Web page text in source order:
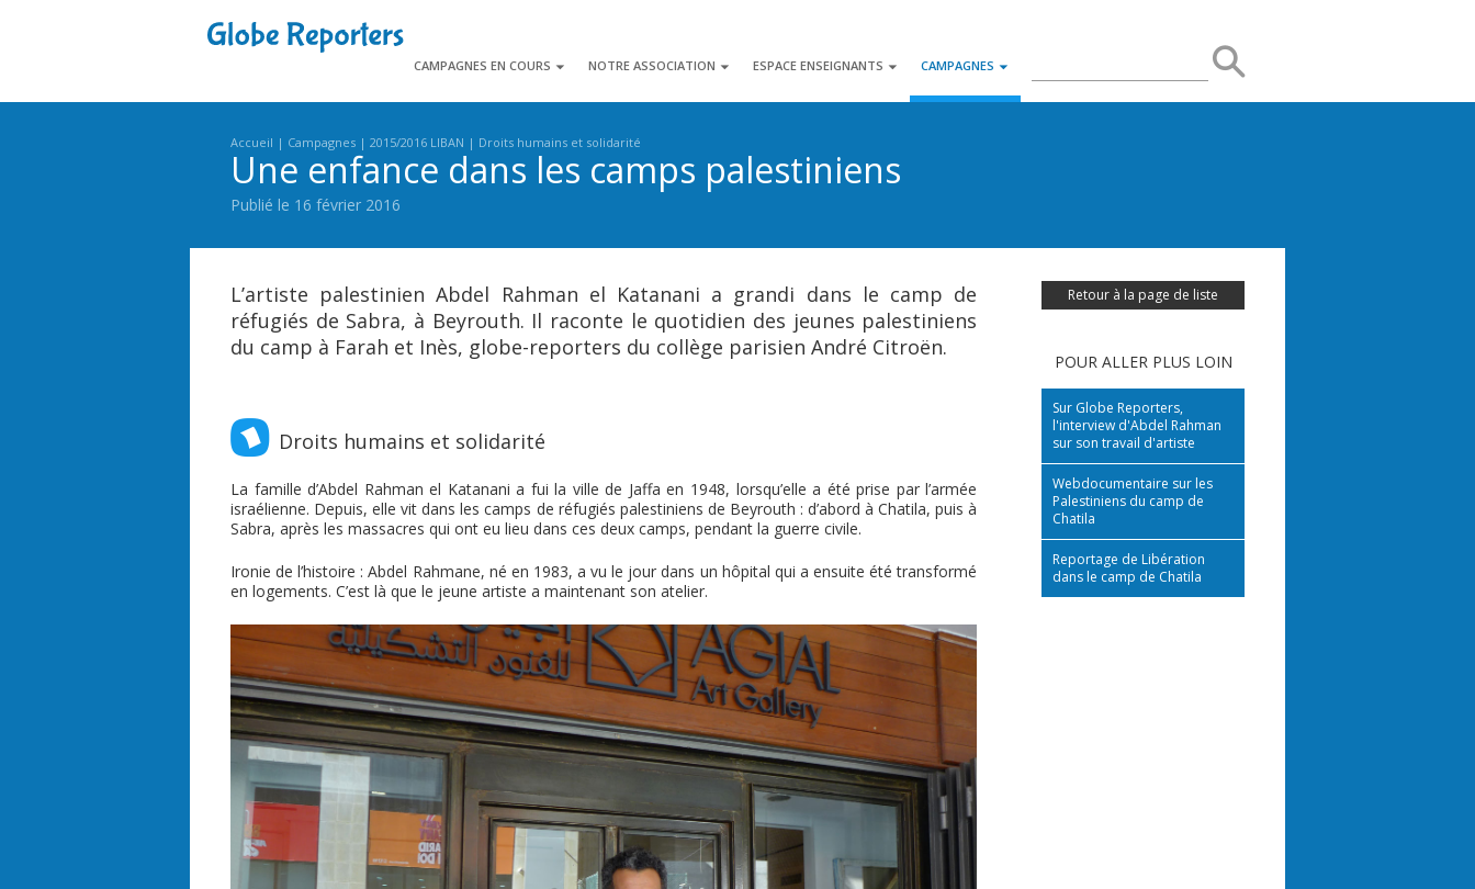
CAMPAGNES EN COURS NOTRE ASSOCIATION ESPACE ENSEIGNANTS CAMPAGNES
sur
le
Rerchercher
Accueil Campagnes 2015/2016 LIBAN Droits humains et solidarité
Une enfance dans les camps palestiniens
Publié le 16 février 2016
L’artiste palestinien Abdel Rahman el Katanani a grandi dans le camp de
réfugiés de Sabra, à Beyrouth. Il raconte le quotidien des jeunes palestiniens
du camp à Farah et Inès, globe-reporters du collège parisien André Citroën.
Droits humains et solidarité
La famille d’Abdel Rahman el Katanani a fui la ville de Jaffa en 1948, lorsqu’elle a été prise par l’armée
israélienne. Depuis, elle vit dans les camps de réfugiés palestiniens de Beyrouth : d’abord à Chatila, puis à
Sabra, après les massacres qui ont eu lieu dans ces deux camps, pendant la guerre civile.
Ironie de l’histoire : Abdel Rahmane, né en 1983, a vu le jour dans un hôpital qui a ensuite été transformé
en logements. C’est là que le jeune artiste a maintenant son atelier.
Retour à la page de liste
POUR ALLER PLUS LOIN
Sur Globe Reporters,
l'interview d'Abdel Rahman
sur son travail d'artiste
Webdocumentaire sur les
Palestiniens du camp de
Chatila
Reportage de Libération
dans le camp de Chatila